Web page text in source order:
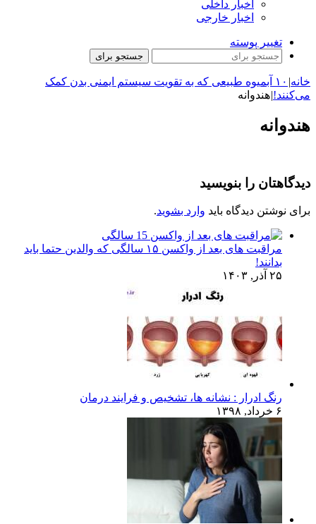
اخبار داخلی
اخبار خارجی
تغییر پوسته
جستجو برای
خانه|
۱۰ آبمیوه طبیعی که به تقویت سیستم ایمنی بدن کمک
می‌کنند!|هندوانه
هندوانه
دیدگاهتان را بنویسید
برای نوشتن دیدگاه باید وارد بشوید.
مراقبت های بعد از واکسن ۱۵ سالگی که والدین حتما باید
بدانند!
۲۵ آذر, ۱۴۰۳
رنگ ادرار : نشانه ها، تشخیص و فرایند درمان
۶ خرداد, ۱۳۹۸